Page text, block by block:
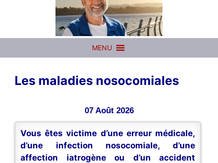
MENU
Les maladies nosocomiales
07 Août 2026
Vous êtes victime d’une erreur médicale,
d’une infection nosocomiale, d’une
affection iatrogène ou d’un accident